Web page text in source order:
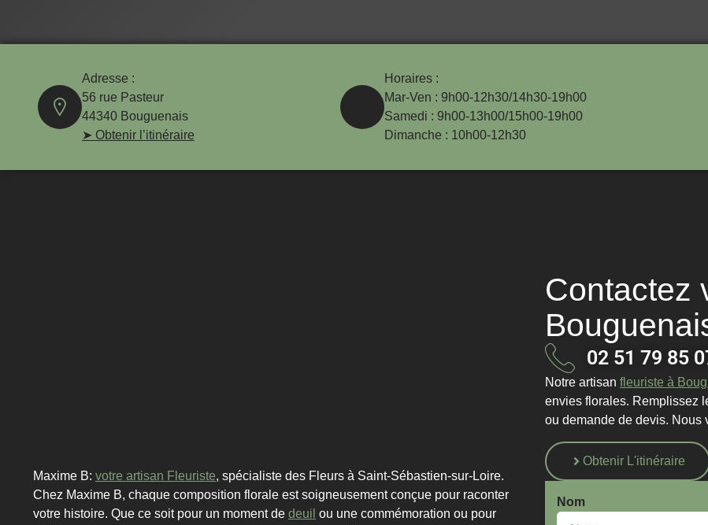
Adresse :
56 rue Pasteur
44340 Bouguenais
➤ Obtenir l’itinéraire
Horaires :
Mar-Ven : 9h00-12h30/14h30-19h00
Samedi : 9h00-13h00/15h00-19h00
Dimanche : 10h00-12h30
Maxime B: votre artisan Fleuriste, spécialiste des Fleurs à Saint-Sébastien-sur-Loire.
Chez Maxime B, chaque composition florale est soigneusement conçue pour raconter
votre histoire. Que ce soit pour un moment de deuil ou une commémoration ou pour
Contactez
02 51 79 85
Notre artisan fleuriste à
envies florales. Remplissez
ou demande de devis. Nous
Obtenir L'itinéraire
Nom